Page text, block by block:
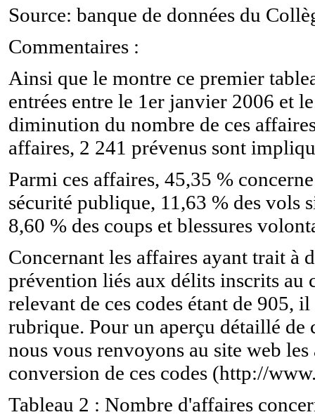
Source: banque de données du
Commentaires :
Ainsi que le montre ce premier
entrées entre le 1er janvier 2006 et
diminution du nombre de ces
affaires, 2 241 prévenus sont
Parmi ces affaires, 45,35 %
sécurité publique, 11,63 % des vols
8,60 % des coups et blessures
Concernant les affaires ayant trait à
prévention liés aux délits inscrits au
relevant de ces codes étant de 905,
rubrique. Pour un aperçu détaillé de
nous vous renvoyons au site web
conversion de ces codes (http://
Tableau 2 : Nombre d'affaires